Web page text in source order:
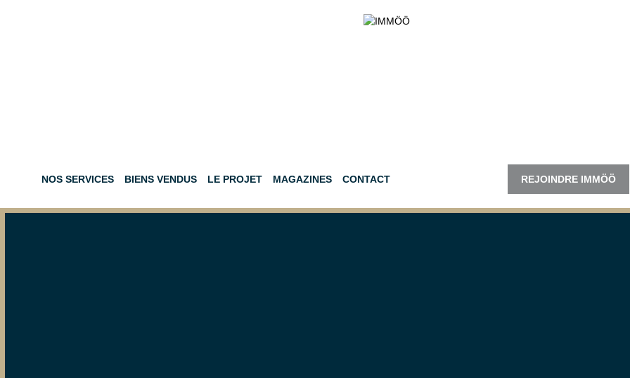
NOS SERVICES BIENS VENDUS LE PROJET MAGAZINES CONTACT REJOINDRE IMMÖÖ